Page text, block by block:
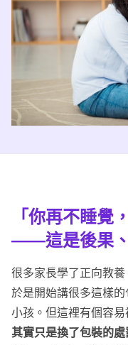
「你再不睡覺
——這是後果、
很多家長學了正向教
於是開始講很多這樣
小孩。但這裡有個容易
其實只是換了包裝的處